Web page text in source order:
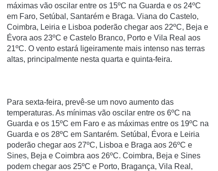
máximas vão oscilar entre os 15ºC na Guarda e os 24ºC
em Faro, Setúbal, Santarém e Braga. Viana do Castelo,
Coimbra, Leiria e Lisboa poderão chegar aos 22ºC, Beja e
Évora aos 23ºC e Castelo Branco, Porto e Vila Real aos
21ºC. O vento estará ligeiramente mais intenso nas terras
altas, principalmente nesta quarta e quinta-feira.
Para sexta-feira, prevê-se um novo aumento das
temperaturas. As mínimas vão oscilar entre os 6ºC na
Guarda e os 15ºC em Faro e as máximas entre os 19ºC na
Guarda e os 28ºC em Santarém. Setúbal, Évora e Leiria
poderão chegar aos 27ºC, Lisboa e Braga aos 26ºC e
Sines, Beja e Coimbra aos 26ºC. Coimbra, Beja e Sines
podem chegar aos 25ºC e Porto, Bragança, Vila Real,